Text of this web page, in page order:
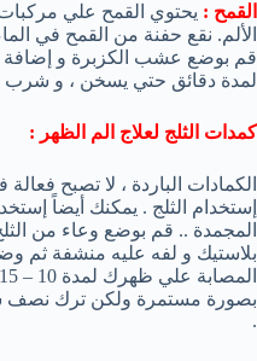
القمح : يحتوي القمح علي
الألم. نقع حفنة من القمح في
قم بوضع عشب الكزبرة و إضافة
لمدة دقائق حتي يسخن ، و شرب
كمدات الثلج لعلاج الم الظهر :
الكمادات الباردة ، لا تصبح
إستخدام الثلج . يمكنك أيضاً
المجمدة .. قم بوضع وعاء من
بلاستيك و لفه عليه منشفة ثم
بصورة مستمرة ولكن ترك نصف
.